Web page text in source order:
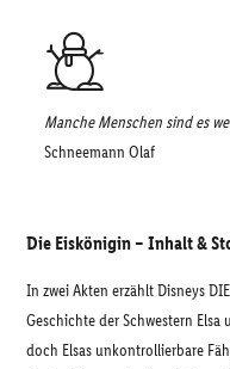
Manche Menschen sind es
Schneemann Olaf
Die Eiskönigin – Inhalt &
In zwei Akten erzählt Disneys
Geschichte der Schwestern
doch Elsas unkontrollierbare